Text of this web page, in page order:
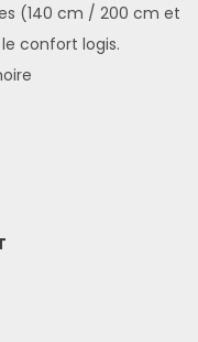
(140 cm / 200 cm et
confort logis.